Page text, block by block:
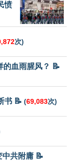
愤
次)
的血雨腥风？ 📝
书 📝 (69,083次)
共附庸 📝